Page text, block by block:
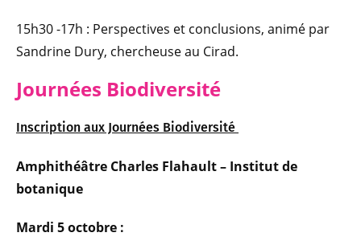
15h30 -17h : Perspectives et conclusions, animé par
Sandrine Dury, chercheuse au Cirad.
Journées Biodiversité
Inscription aux Journées Biodiversité
Amphithéâtre Charles Flahault – Institut de
botanique
Mardi 5 octobre :